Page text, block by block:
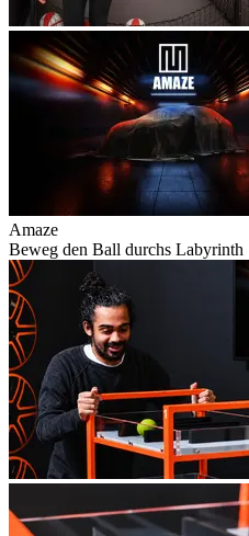
Amaze
Beweg den Ball durchs Labyrinth